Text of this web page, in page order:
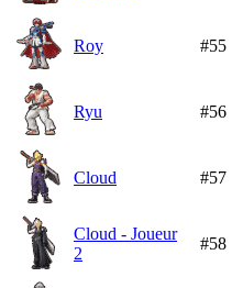
Roy #55
Ryu #56
Cloud #57
Cloud - Joueur
2
#58